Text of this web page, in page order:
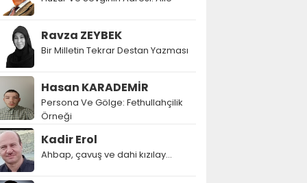
Ravza ZEYBEK
Bir Milletin Tekrar Destan Yazması
Hasan KARADEMİR
Persona Ve Gölge: Fethullahçilik
Örneği
Kadir Erol
Ahbap, çavuş ve dahi kızılay...